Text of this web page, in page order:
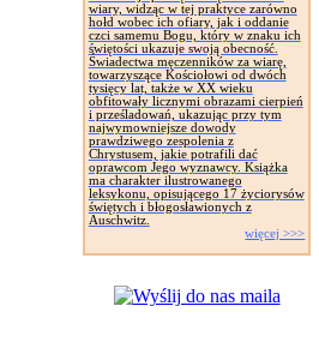
wiary, widząc w tej praktyce zarówno
hołd wobec ich ofiary, jak i oddanie
czci samemu Bogu, który w znaku ich
świętości ukazuje swoją obecność.
Świadectwa męczenników za wiarę,
towarzyszące Kościołowi od dwóch
tysięcy lat, także w XX wieku
obfitowały licznymi obrazami cierpień
i prześladowań, ukazując przy tym
najwymowniejsze dowody
prawdziwego zespolenia z
Chrystusem, jakie potrafili dać
oprawcom Jego wyznawcy. Książka
ma charakter ilustrowanego
leksykonu, opisującego 17 życiorysów
świętych i błogosławionych z
Auschwitz.
więcej >>>